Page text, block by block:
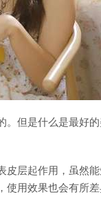
但是什么是最好
层起作用，虽然
用效果也会有所